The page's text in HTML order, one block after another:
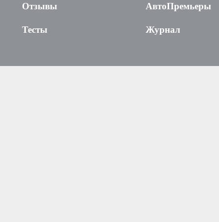
Отзывы
Тесты
АвтоПремьеры
Журнал